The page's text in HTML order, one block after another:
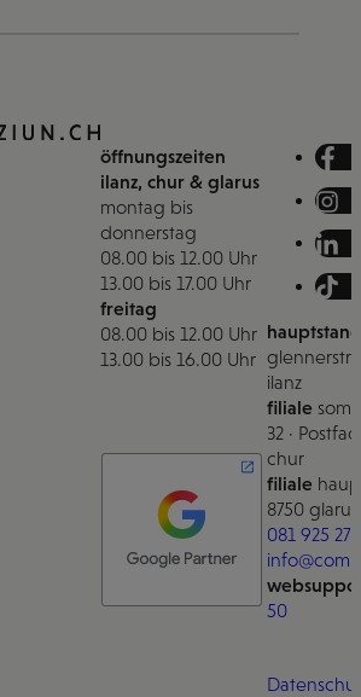
öffnungszeiten
ilanz, chur & glarus
montag bis
donnerstag
08.00 bis 12.00 Uhr
13.00 bis 17.00 Uhr
freitag
08.00 bis 12.00 Uhr
13.00 bis 16.00 Uhr
ilanz
filiale
32 ·
chur
filiale
8750 glarus
081 925 27
50